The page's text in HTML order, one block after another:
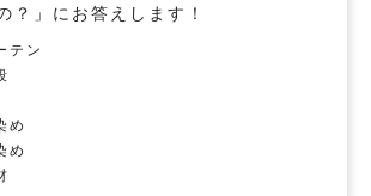
？」にお答えします！
テン
め
め